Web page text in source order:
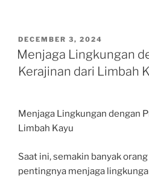
POSTED
ON
DECEMBER 3, 2024
Menjaga Lingkungan
Kerajinan dari Limbah
Menjaga Lingkungan dengan
Limbah Kayu
Saat ini, semakin banyak
pentingnya menjaga